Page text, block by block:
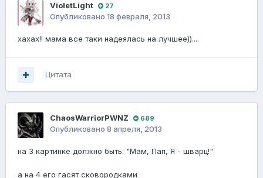
VioletLight 27
Опубликовано 18 февраля, 2013
хахах!! мама все таки надеялась на лучшее))....
Цитата
ChaosWarriorPWNZ 689
Опубликовано 8 апреля, 2013
на 3 картинке должно быть: "Мам, Пап, Я - шварц!"
а на 4 его гасят сковородками